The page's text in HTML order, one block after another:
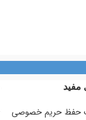
مفید
حفظ حریم خصوصی